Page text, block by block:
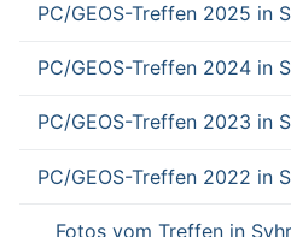
PC/GEOS-Treffen 2025 in
PC/GEOS-Treffen 2024 in
PC/GEOS-Treffen 2023 in
PC/GEOS-Treffen 2022 in
Fotos vom Treffen in